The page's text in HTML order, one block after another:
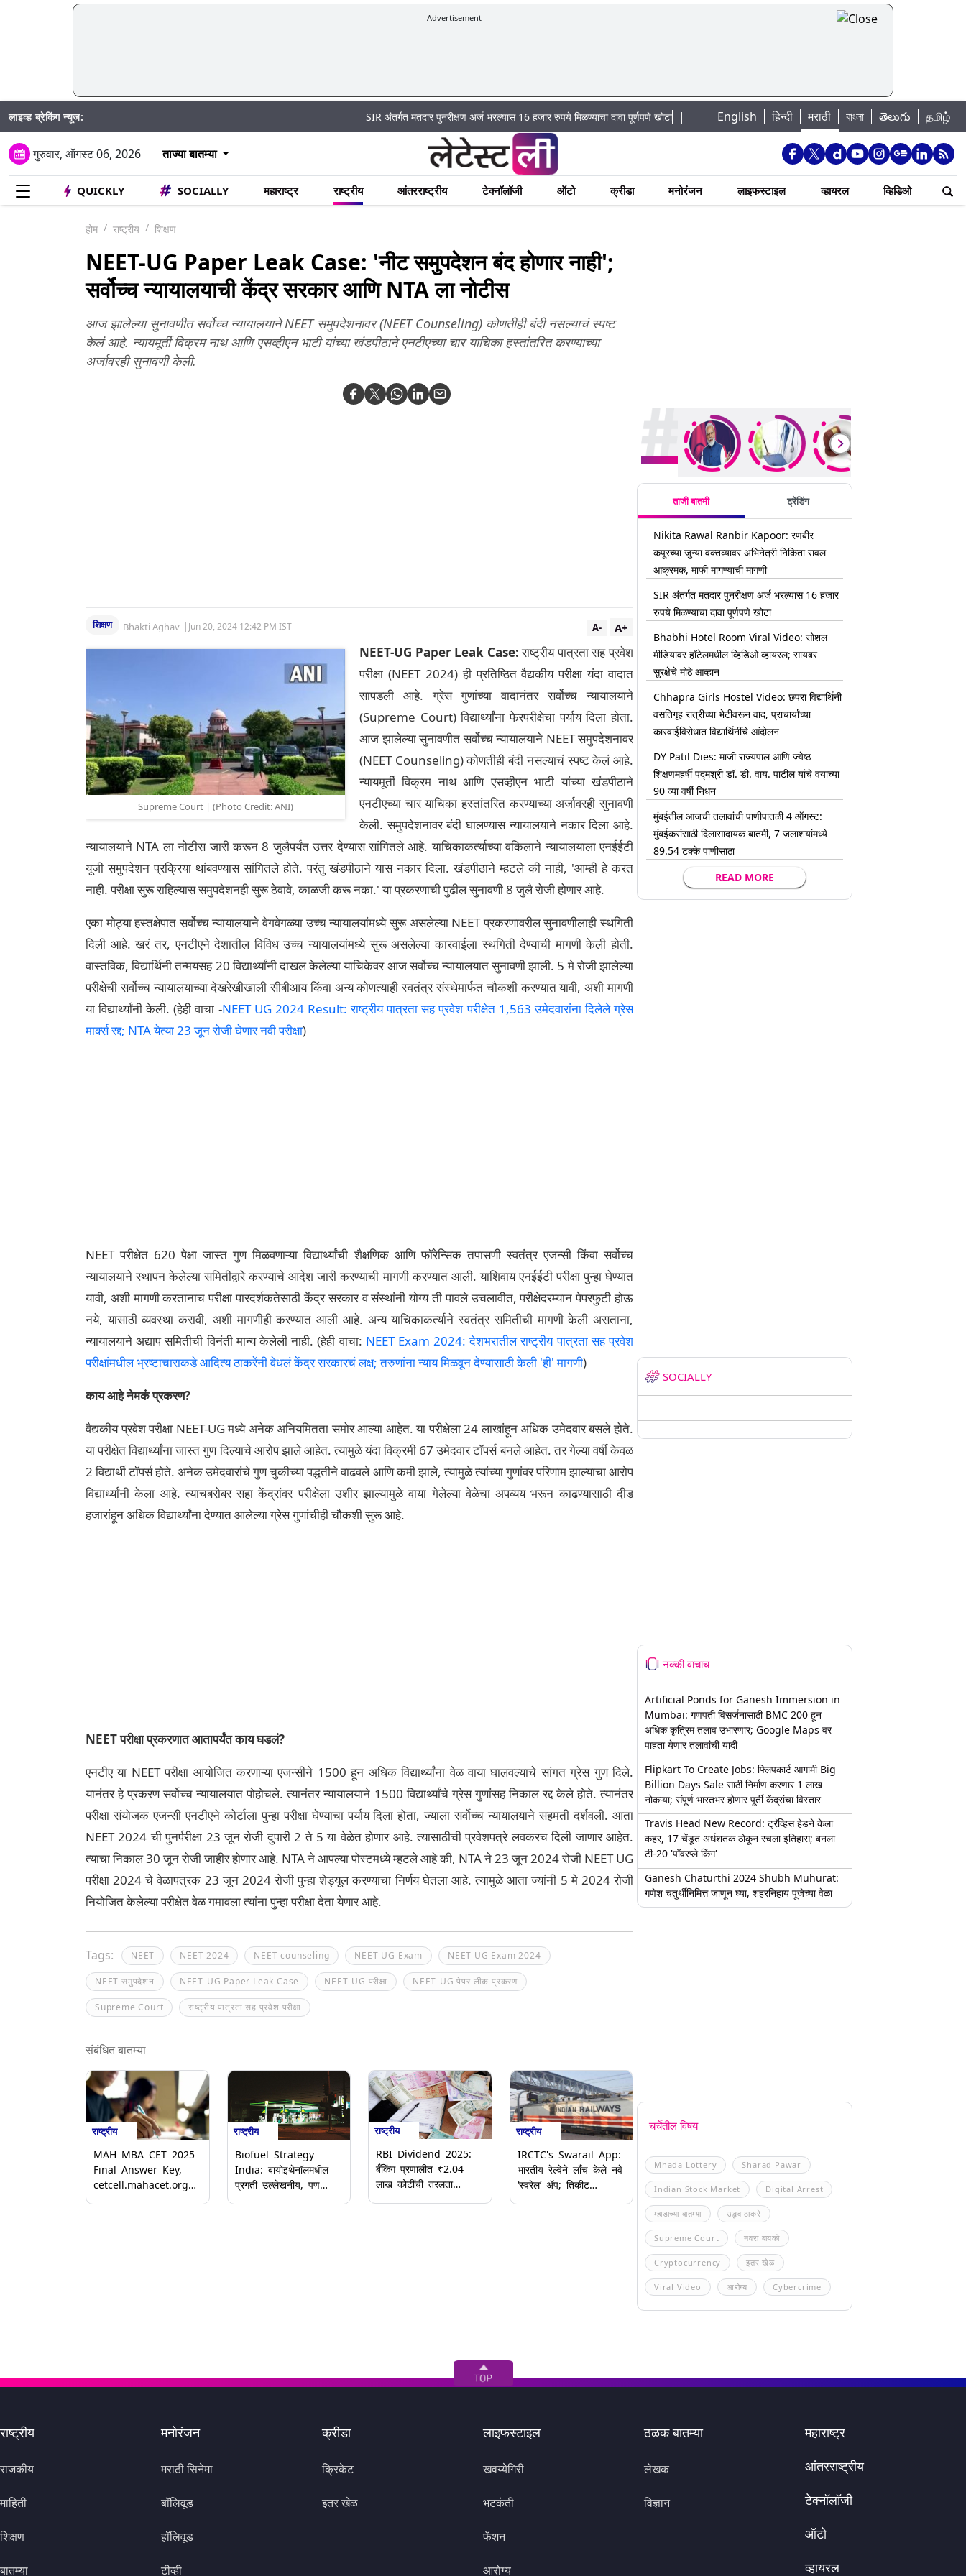
Advertisement
लाइव्ह ब्रेकिंग न्यूज: SIR अंतर्गत मतदार पुनरीक्षण अर्ज भरल्यास 16 हजार रुपये मिळण्याचा दावा पूर्णपणे खोटा|Mumbai Lake Water Levels: मुंबई पाणीपुरवठा अपडेट: शहरातील 7 तलावांमधील
English हिन्दी मराठी বাংলা తెలుగు தமிழ்
गुरुवार, ऑगस्ट 06, 2026 ताज्या बातम्या
QUICKLY SOCIALLY महाराष्ट्र राष्ट्रीय आंतरराष्ट्रीय टेक्नॉलॉजी ऑटो क्रीडा मनोरंजन लाइफस्टाइल व्हायरल व्हिडिओ
होम राष्ट्रीय शिक्षण
NEET-UG Paper Leak Case: 'नीट समुपदेशन बंद होणार नाही';
सर्वोच्च न्यायालयाची केंद्र सरकार आणि NTA ला नोटीस
आज झालेल्या सुनावणीत सर्वोच्च न्यायालयाने NEET समुपदेशनावर (NEET Counseling) कोणतीही बंदी नसल्याचं स्पष्ट
केलं आहे. न्यायमूर्ती विक्रम नाथ आणि एसव्हीएन भाटी यांच्या खंडपीठाने एनटीएच्या चार याचिका हस्तांतरित करण्याच्या
अर्जावरही सुनावणी केली.
शिक्षण Bhakti Aghav | Jun 20, 2024 12:42 PM IST A+
A-
Supreme Court | (Photo Credit: ANI)
NEET-UG Paper Leak Case:राष्ट्रीय पात्रता सह प्रवेश
परीक्षा (NEET 2024) ही प्रतिष्ठित वैद्यकीय परीक्षा यंदा वादात
सापडली आहे. ग्रेस गुणांच्या वादानंतर सर्वोच्च न्यायालयाने
(Supreme Court) विद्यार्थ्यांना फेरपरीक्षेचा पर्याय दिला होता.
आज झालेल्या सुनावणीत सर्वोच्च न्यायालयाने NEET समुपदेशनावर
(NEET Counseling) कोणतीही बंदी नसल्याचं स्पष्ट केलं आहे.
न्यायमूर्ती विक्रम नाथ आणि एसव्हीएन भाटी यांच्या खंडपीठाने
एनटीएच्या चार याचिका हस्तांतरित करण्याच्या अर्जावरही सुनावणी
केली. समुपदेशनावर बंदी घालण्यास न्यायालयाने नकार दिला आहे.
न्यायालयाने NTA ला नोटीस जारी करून 8 जुलैपर्यंत उत्तर देण्यास सांगितले आहे. याचिकाकर्त्याच्या वकिलाने न्यायालयाला एनईईटी
यूजी समुपदेशन प्रक्रिया थांबवण्यास सांगितले होते. परंतु खंडपीठाने यास नकार दिला. खंडपीठाने म्हटले की नाही, 'आम्ही हे करत
नाही. परीक्षा सुरू राहिल्यास समुपदेशनही सुरू ठेवावे, काळजी करू नका.' या प्रकरणाची पुढील सुनावणी 8 जुलै रोजी होणार आहे.
एका मोठ्या हस्तक्षेपात सर्वोच्च न्यायालयाने वेगवेगळ्या उच्च न्यायालयांमध्ये सुरू असलेल्या NEET प्रकरणावरील सुनावणीलाही स्थगिती
दिली आहे. खरं तर, एनटीएने देशातील विविध उच्च न्यायालयांमध्ये सुरू असलेल्या कारवाईला स्थगिती देण्याची मागणी केली होती.
वास्तविक, विद्यार्थिनी तन्मयसह 20 विद्यार्थ्यांनी दाखल केलेल्या याचिकेवर आज सर्वोच्च न्यायालयात सुनावणी झाली. 5 मे रोजी झालेल्या
परीक्षेची सर्वोच्च न्यायालयाच्या देखरेखीखाली सीबीआय किंवा अन्य कोणत्याही स्वतंत्र संस्थेमार्फत चौकशी करण्यात यावी, अशी मागणी
या विद्यार्थ्यांनी केली. (हेही वाचा -NEET UG 2024 Result: राष्ट्रीय पात्रता सह प्रवेश परीक्षेत 1,563 उमेदवारांना दिलेले ग्रेस
मार्क्स रद्द; NTA येत्या 23 जून रोजी घेणार नवी परीक्षा)
NEET परीक्षेत 620 पेक्षा जास्त गुण मिळवणाऱ्या विद्यार्थ्यांची शैक्षणिक आणि फॉरेन्सिक तपासणी स्वतंत्र एजन्सी किंवा सर्वोच्च
न्यायालयाने स्थापन केलेल्या समितीद्वारे करण्याचे आदेश जारी करण्याची मागणी करण्यात आली. याशिवाय एनईईटी परीक्षा पुन्हा घेण्यात
यावी, अशी मागणी करतानाच परीक्षा पारदर्शकतेसाठी केंद्र सरकार व संस्थांनी योग्य ती पावले उचलावीत, परीक्षेदरम्यान पेपरफुटी होऊ
नये, यासाठी व्यवस्था करावी, अशी मागणीही करण्यात आली आहे. अन्य याचिकाकर्त्याने स्वतंत्र समितीची मागणी केली असताना,
न्यायालयाने अद्याप समितीची विनंती मान्य केलेली नाही. (हेही वाचा: NEET Exam 2024: देशभरातील राष्ट्रीय पात्रता सह प्रवेश
परीक्षांमधील भ्रष्टाचाराकडे आदित्य ठाकरेंनी वेधलं केंद्र सरकारचं लक्ष; तरुणांना न्याय मिळवून देण्यासाठी केली 'ही' मागणी)
काय आहे नेमकं प्रकरण?
वैद्यकीय प्रवेश परीक्षा NEET-UG मध्ये अनेक अनियमितता समोर आल्या आहेत. या परीक्षेला 24 लाखांहून अधिक उमेदवार बसले होते.
या परीक्षेत विद्यार्थ्यांना जास्त गुण दिल्याचे आरोप झाले आहेत. त्यामुळे यंदा विक्रमी 67 उमेदवार टॉपर्स बनले आहेत. तर गेल्या वर्षी केवळ
2 विद्यार्थी टॉपर्स होते. अनेक उमेदवारांचे गुण चुकीच्या पद्धतीने वाढवले ​​आणि कमी झाले, त्यामुळे त्यांच्या गुणांवर परिणाम झाल्याचा आरोप
विद्यार्थ्यांनी केला आहे. त्याचबरोबर सहा केंद्रांवर परीक्षेला उशीर झाल्यामुळे वाया गेलेल्या वेळेचा अपव्यय भरून काढण्यासाठी दीड
हजारांहून अधिक विद्यार्थ्यांना देण्यात आलेल्या ग्रेस गुणांचीही चौकशी सुरू आहे.
NEET परीक्षा प्रकरणात आतापर्यंत काय घडलं?
एनटीए या NEET परीक्षा आयोजित करणाऱ्या एजन्सीने 1500 हून अधिक विद्यार्थ्यांना वेळ वाया घालवल्याचे सांगत ग्रेस गुण दिले.
यानंतर हे प्रकरण सर्वोच्च न्यायालयात पोहोचले. त्यानंतर न्यायालयाने 1500 विद्यार्थ्यांचे ग्रेस गुणांसह निकाल रद्द केले होते. त्यानंतर
परीक्षा संयोजक एजन्सी एनटीएने कोर्टाला पुन्हा परीक्षा घेण्याचा पर्याय दिला होता, ज्याला सर्वोच्च न्यायालयाने सहमती दर्शवली. आता
NEET 2024 ची पुनर्परीक्षा 23 जून रोजी दुपारी 2 ते 5 या वेळेत होणार आहे. त्यासाठीची प्रवेशपत्रे लवकरच दिली जाणार आहेत.
त्याचा निकाल 30 जून रोजी जाहीर होणार आहे. NTA ने आपल्या पोस्टमध्ये म्हटले आहे की, NTA ने 23 जून 2024 रोजी NEET UG
परीक्षा 2024 चे वेळापत्रक 23 जून 2024 रोजी पुन्हा शेड्यूल करण्याचा निर्णय घेतला आहे. त्यामुळे आता ज्यांनी 5 मे 2024 रोजी
नियोजित केलेल्या परीक्षेत वेळ गमावला त्यांना पुन्हा परीक्षा देता येणार आहे.
Tags: NEET NEET 2024 NEET counseling NEET UG Exam NEET UG Exam 2024
NEET समुपदेशन NEET-UG Paper Leak Case NEET-UG परीक्षा NEET-UG पेपर लीक प्रकरण
Supreme Court राष्ट्रीय पात्रता सह प्रवेश परीक्षा
संबंधित बातम्या
राष्ट्रीय
MAH MBA CET 2025
Final Answer Key,
cetcell.mahacet.org
राष्ट्रीय
Biofuel Strategy
India: बायोइथेनॉलमधील
प्रगती उल्लेखनीय, पण
राष्ट्रीय
RBI Dividend 2025:
बँकिंग प्रणालीत ₹2.04
लाख कोटींची तरलता
राष्ट्रीय
IRCTC's Swarail App:
भारतीय रेल्वेने लाँच केले नवे
‘स्वरेल’ ॲप; तिकीट
ताजी बातमी ट्रेंडिंग
Nikita Rawal Ranbir Kapoor: रणबीर
कपूरच्या जुन्या वक्तव्यावर अभिनेत्री निकिता रावल
आक्रमक, माफी मागण्याची मागणी
SIR अंतर्गत मतदार पुनरीक्षण अर्ज भरल्यास 16 हजार
रुपये मिळण्याचा दावा पूर्णपणे खोटा
Bhabhi Hotel Room Viral Video: सोशल
मीडियावर हॉटेलमधील व्हिडिओ व्हायरल; सायबर
सुरक्षेचे मोठे आव्हान
Chhapra Girls Hostel Video: छपरा विद्यार्थिनी
वसतिगृह रात्रीच्या भेटीवरून वाद, प्राचार्यांच्या
कारवाईविरोधात विद्यार्थिनींचे आंदोलन
DY Patil Dies: माजी राज्यपाल आणि ज्येष्ठ
शिक्षणमहर्षी पद्मश्री डॉ. डी. वाय. पाटील यांचे वयाच्या
90 व्या वर्षी निधन
मुंबईतील आजची तलावांची पाणीपातळी 4 ऑगस्ट:
मुंबईकरांसाठी दिलासादायक बातमी, 7 जलाशयांमध्ये
89.54 टक्के पाणीसाठा
READ MORE
SOCIALLY
नक्की वाचाच
Artificial Ponds for Ganesh Immersion in
Mumbai: गणपती विसर्जनासाठी BMC 200 हून
अधिक कृत्रिम तलाव उभारणार; Google Maps वर
पाहता येणार तलावांची यादी
Flipkart To Create Jobs: फ्लिपकार्ट आगामी Big
Billion Days Sale साठी निर्माण करणार 1 लाख
नोकऱ्या; संपूर्ण भारतभर होणार पूर्ती केंद्रांचा विस्तार
Travis Head New Record: ट्रॅव्हिस हेडने केला
कहर, 17 चेंडूत अर्धशतक ठोकून रचला इतिहास; बनला
टी-20 'पॉवरप्ले किंग'
Ganesh Chaturthi 2024 Shubh Muhurat:
गणेश चतुर्थीनिमित्त जाणून घ्या, शहरनिहाय पूजेच्या वेळा
चर्चेतील विषय
Mhada Lottery Sharad Pawar
Indian Stock Market Digital Arrest
म्हाडाच्या बातम्या उद्धव ठाकरे
Supreme Court नवरा बायको
Cryptocurrency इतर खेळ
Viral Video आरोग्य Cybercrime
राष्ट्रीय
राजकीय
माहिती
शिक्षण
बातम्या
मनोरंजन
मराठी सिनेमा
बॉलिवूड
हॉलिवूड
टीव्ही
क्रीडा
क्रिकेट
इतर खेळ
लाइफस्टाइल
खवय्येगिरी
भटकंती
फॅशन
आरोग्य
ठळक बातम्या
लेखक
विज्ञान
महाराष्ट्र
आंतरराष्ट्रीय
टेक्नॉलॉजी
ऑटो
व्हायरल